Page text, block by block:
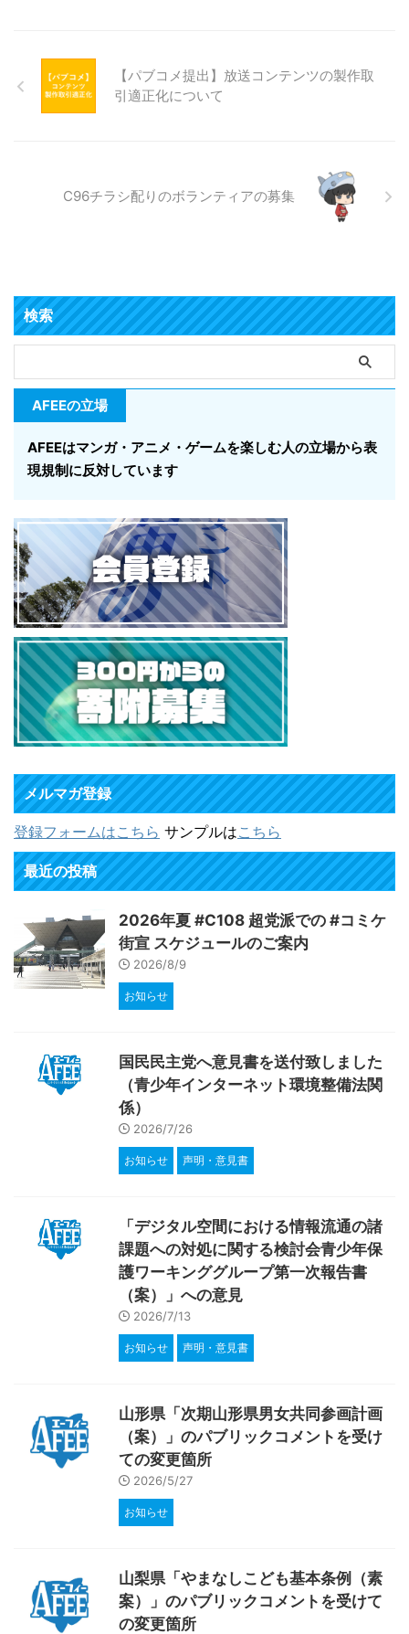
【パブコメ提出】放送コンテンツの製作取
引適正化について
C96チラシ配りのボランティアの募集
検索
AFEEの立場
AFEEはマンガ・アニメ・ゲームを楽しむ人の立場から表
現規制に反対しています
メルマガ登録
登録フォームはこちら サンプルはこちら
最近の投稿
2026年夏 #C108 超党派での #コミケ
街宣 スケジュールのご案内
2026/8/9
お知らせ
国民民主党へ意見書を送付致しました
（青少年インターネット環境整備法関
係）
2026/7/26
お知らせ 声明・意見書
「デジタル空間における情報流通の諸
課題への対処に関する検討会青少年保
護ワーキンググループ第一次報告書
（案）」への意見
2026/7/13
お知らせ 声明・意見書
山形県「次期山形県男女共同参画計画
（案）」のパブリックコメントを受け
ての変更箇所
2026/5/27
お知らせ
山梨県「やまなしこども基本条例（素
案）」のパブリックコメントを受けて
の変更箇所